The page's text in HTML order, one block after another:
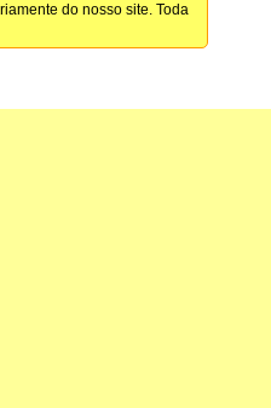
do nosso site. Toda